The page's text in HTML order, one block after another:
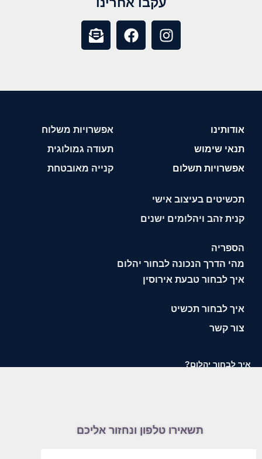
אודותינו
תנאי שימוש
אפשרויות תשלום
אפשרויות משלוח
תעודה גמולוגית
קנייה מאובטחת
תכשיטים בעיצוב אישי
קנית זהב ויהלומים ישנים
הספריה
מהי הדרך הנכונה לבחור יהלום
איך לבחור טבעת אירוסין
איך לבחור תכשיט
צור קשר
איך לבחור יהלום?
תשאירו טלפון ונחזור אליכם